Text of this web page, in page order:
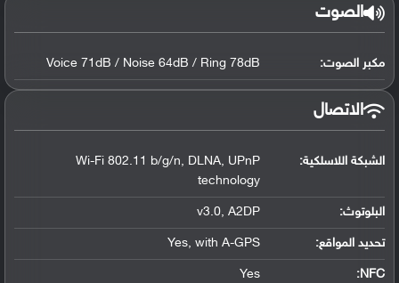
الصوت
مكبر الصوت: Voice 71dB / Noise 64dB / Ring 78dB
الاتصال
الشبكة اللاسلكية:
Wi-Fi 802.11 b/g/n, DLNA, UPnP
technology
البلوتوث:
v3.0, A2DP
تحديد المواقع:
Yes, with A-GPS
NFC
:
Yes